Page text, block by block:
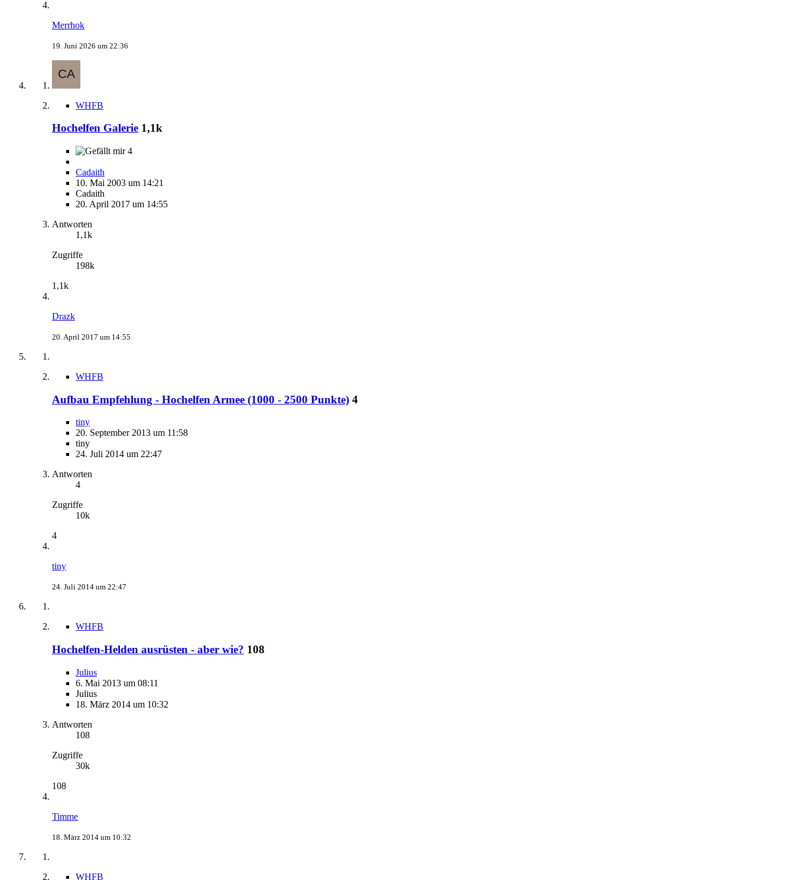
Merrhok
19. Juni 2026 um 22:36
WHFB
Hochelfen Galerie 1,1k
4
Cadaith
10. Mai 2003 um 14:21
Cadaith
20. April 2017 um 14:55
Antworten
1,1k
Zugriffe
198k
1,1k
Drazk
20. April 2017 um 14:55
WHFB
Aufbau Empfehlung - Hochelfen Armee (1000 - 2500 Punkte) 4
tiny
20. September 2013 um 11:58
tiny
24. Juli 2014 um 22:47
Antworten
4
Zugriffe
10k
4
tiny
24. Juli 2014 um 22:47
WHFB
Hochelfen-Helden ausrüsten - aber wie? 108
Julius
6. Mai 2013 um 08:11
Julius
18. März 2014 um 10:32
Antworten
108
Zugriffe
30k
108
Timme
18. März 2014 um 10:32
WHFB